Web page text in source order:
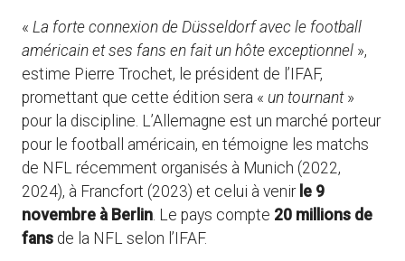
« La forte connexion de Düsseldorf avec le football
américain et ses fans en fait un hôte exceptionnel »,
estime Pierre Trochet, le président de l’IFAF,
promettant que cette édition sera « un tournant»
pour la discipline. L’Allemagne est un marché porteur
pour le football américain, en témoigne les matchs
de NFL récemment organisés à Munich (2022,
2024), à Francfort (2023) et celui à venir le 9
novembre à Berlin . Le pays compte 20 millions de
fans de la NFL selon l’IFAF.